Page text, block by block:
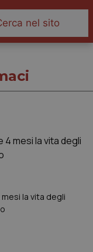
la vita degli